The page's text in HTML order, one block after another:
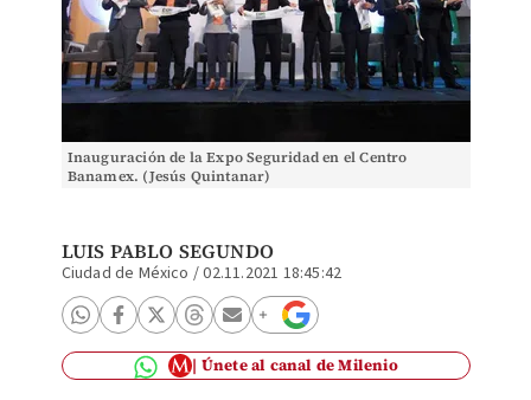
Inauguración de la Expo Seguridad en el Centro
Banamex. (Jesús Quintanar)
LUIS PABLO SEGUNDO
Ciudad de México /02.11.2021 18:45:42
Únete al canal de Milenio